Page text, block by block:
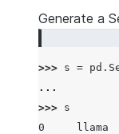
Generate a
>>> s = pd .
...
>>> s
0     llama